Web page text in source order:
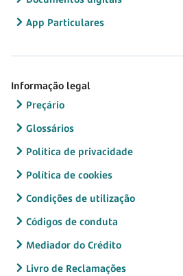
App Particulares
Informação legal
Preçário
Glossários
Política de privacidade
Política de cookies
Condições de utilização
Códigos de conduta
Mediador do Crédito
Livro de Reclamações